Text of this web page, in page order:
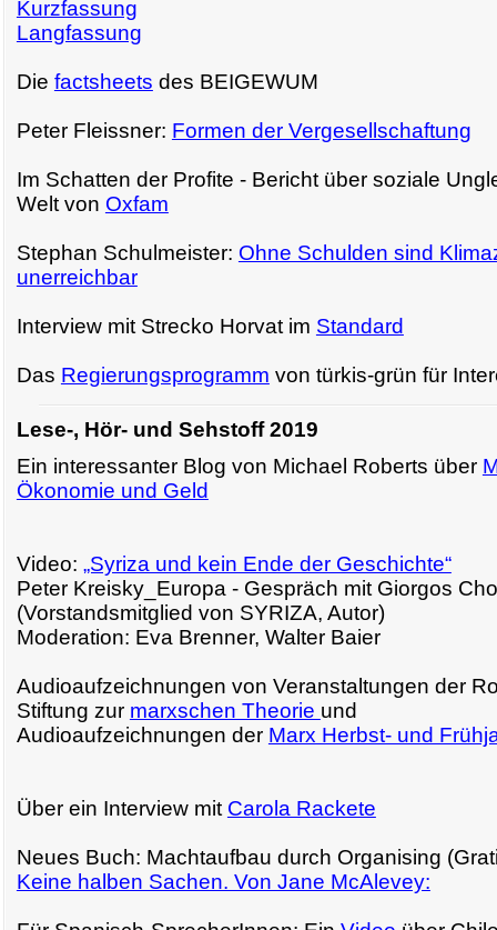
Kurzfassung
Langfassung
Die factsheets des BEIGEWUM
Peter Fleissner: Formen der Vergesellschaftung
Im Schatten der Profite - Bericht über soziale
Welt von Oxfam
Stephan Schulmeister: Ohne Schulden sind
unerreichbar
Interview mit Strecko Horvat im Standard
Das Regierungsprogramm von türkis-grün für
Lese-, Hör- und Sehstoff 2019
Ein interessanter Blog von Michael Roberts über
Ökonomie und Geld
Video: „Syriza und kein Ende der Geschichte“
Peter Kreisky_Europa - Gespräch mit Giorgos
(Vorstandsmitglied von SYRIZA, Autor)
Moderation: Eva Brenner, Walter Baier
Audioaufzeichnungen von Veranstaltungen der
Stiftung zur marxschen Theorie und
Audioaufzeichnungen der Marx Herbst- und
Über ein Interview mit Carola Rackete
Neues Buch: Machtaufbau durch Organising
Keine halben Sachen. Von Jane McAlevey: